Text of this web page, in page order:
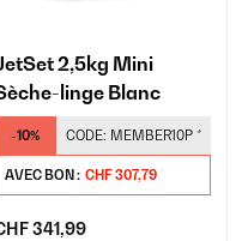
2,5kg Mini
linge Blanc
-10% CODE: MEMBER10P *
AVEC BON : CHF 307,79
341,99